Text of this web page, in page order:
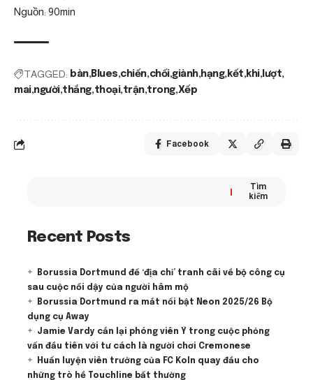
Nguồn: 90min
TAGGED: bàn Blues chiến chối giành hạng kết khi lượt
mai người thắng thoại trận trong Xếp
Facebook
Tìm
kiếm
Recent Posts
Borussia Dortmund để ‘địa chỉ’ tranh cãi về bộ công cụ
sau cuộc nổi dậy của người hâm mộ
Borussia Dortmund ra mắt nổi bật Neon 2025/26 Bộ
dụng cụ Away
Jamie Vardy cắn lại phóng viên Ý trong cuộc phỏng
vấn đầu tiên với tư cách là người chơi Cremonese
Huấn luyện viên trưởng của FC Koln quay đầu cho
những trò hề Touchline bất thường